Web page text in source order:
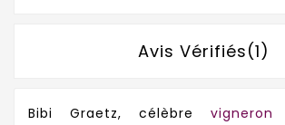
Avis Vérifiés(1)
Bibi Graetz, célèbre vigneron